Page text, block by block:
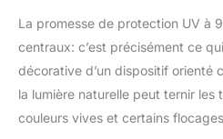
La promesse de protection UV à
centraux: c’est précisément ce
décorative d’un dispositif orienté
la lumière naturelle peut ternir les
couleurs vives et certains